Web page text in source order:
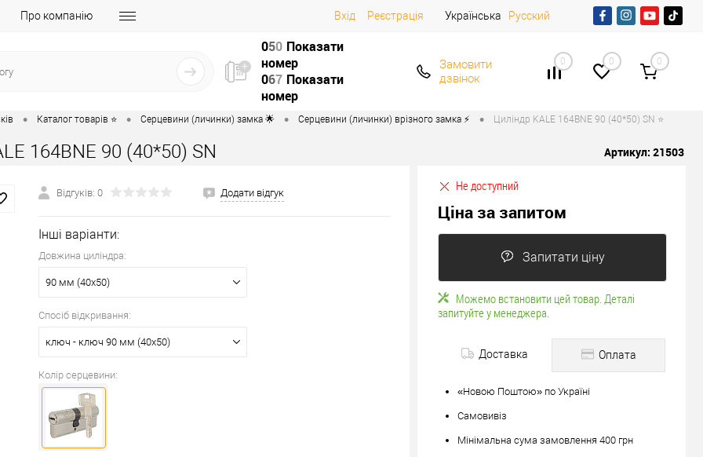
Про компанію Вхід Реєстрація Українська Русский
050 Показати
номер
067 Показати
номер
Замовити
дзвінок
0 0 0
• Каталог товарів ⭐ • Серцевини (личинки) замка 🌟 • Серцевини (личинки) врізного замка ⚡️ • Циліндр KALE 164BNE 90 (40*50) SN ⭐
164BNE 90 (40*50) SN Артикул: 21503
Відгуків: 0 Додати відгук
Інші варіанти:
Довжина циліндра:
90 мм (40x50)
Спосіб відкривання:
ключ - ключ 90 мм (40x50)
Колір серцевини:
Не доступний
Ціна за запитом
Запитати ціну
Можемо встановити цей товар. Деталі
запитуйте у менеджера.
Доставка Оплата
«Новою Поштою» по Україні
Самовивіз
Мінімальна сума замовлення 400 грн